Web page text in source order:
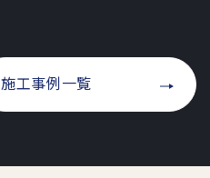
施工事例一覧